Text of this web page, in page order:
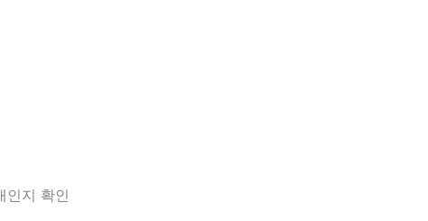
인지 확인